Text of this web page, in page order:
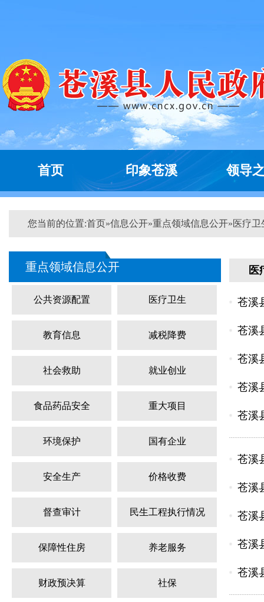
首页 印象苍溪 领导
您当前的位置:首页»信息公开»重点领域信息公开»医疗卫
重点领域信息公开
公共资源配置 医疗卫生
教育信息 减税降费
社会救助 就业创业
食品药品安全 重大项目
环境保护 国有企业
安全生产 价格收费
督查审计 民生工程执行情况
保障性住房 养老服务
财政预决算 社保
医
苍溪
苍溪
苍溪
苍溪
苍溪
苍溪
苍溪
苍溪
苍溪
苍溪